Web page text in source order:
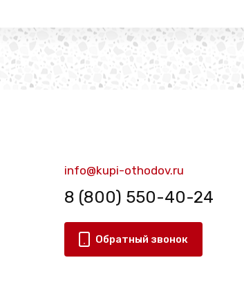
info@kupi-othodov.ru
8 (800) 550-40-24
Обратный звонок